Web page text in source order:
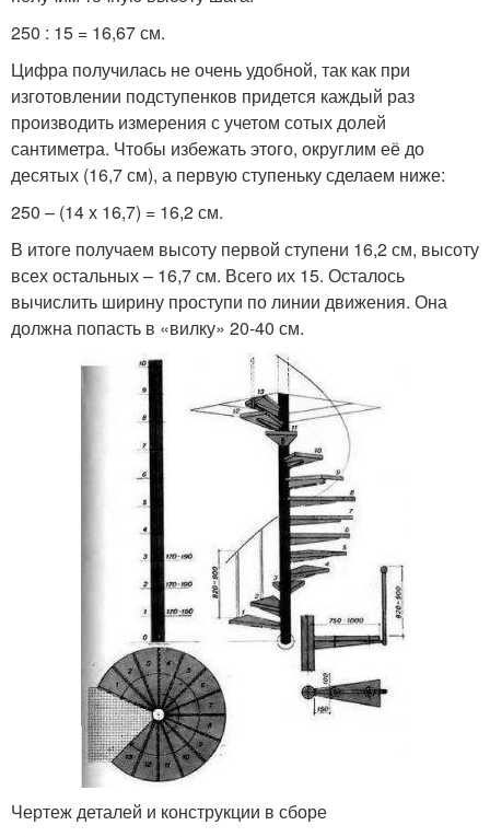
250 : 15 = 16,67 см.
Цифра получилась не очень удобной, так как при
изготовлении подступенков придется каждый раз
производить измерения с учетом сотых долей
сантиметра. Чтобы избежать этого, округлим её до
десятых (16,7 см), а первую ступеньку сделаем ниже:
250 – (14 х 16,7) = 16,2 см.
В итоге получаем высоту первой ступени 16,2 см, высоту
всех остальных – 16,7 см. Всего их 15. Осталось
вычислить ширину проступи по линии движения. Она
должна попасть в «вилку» 20-40 см.
Чертеж деталей и конструкции в сборе